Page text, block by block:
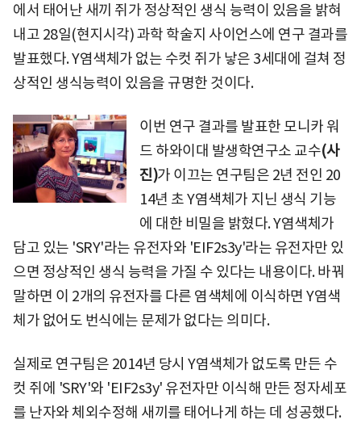
에서 태어난 새끼 쥐가 정상적인 생식 능력이 있음을 밝혀
내고 28일(현지시각) 과학 학술지 사이언스에 연구 결과를
발표했다. Y염색체가 없는 수컷 쥐가 낳은 3세대에 걸쳐 정
상적인 생식능력이 있음을 규명한 것이다.
이번 연구 결과를 발표한 모니카 워
드 하와이대 발생학연구소 교수(사
진)가 이끄는 연구팀은 2년 전인 20
14년 초 Y염색체가 지닌 생식 기능
에 대한 비밀을 밝혔다. Y염색체가
담고 있는 'SRY'라는 유전자와 'EIF2s3y'라는 유전자만 있
으면 정상적인 생식 능력을 가질 수 있다는 내용이다. 바꿔
말하면 이 2개의 유전자를 다른 염색체에 이식하면 Y염색
체가 없어도 번식에는 문제가 없다는 의미다.
실제로 연구팀은 2014년 당시 Y염색체가 없도록 만든 수
컷 쥐에 'SRY'와 'EIF2s3y' 유전자만 이식해 만든 정자세포
를 난자와 체외수정해 새끼를 태어나게 하는 데 성공했다.